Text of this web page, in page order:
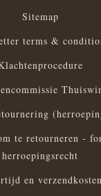
Sitemap
terms &
te retourneren -
herroepingsrecht
en verzendkosten